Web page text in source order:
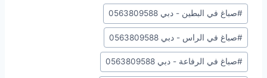
#صباغ في البطين - دبي 0563809588
#صباغ في الراس - دبي 0563809588
#صباغ في الرفاعة - دبي 0563809588